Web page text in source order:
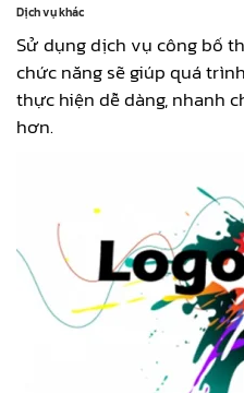
Dịch vụ khác
Sử dụng dịch vụ công bố
chức năng sẽ giúp quá
thực hiện dễ dàng, nhanh
hơn.